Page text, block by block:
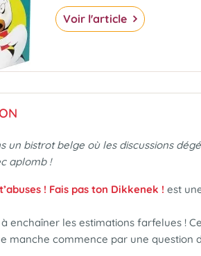
Voir l'article
un bistrot belge où les discussions
aplomb !
! Fais pas ton Dikkenek ! est
enchaîner les estimations farfelues !
manche commence par une question